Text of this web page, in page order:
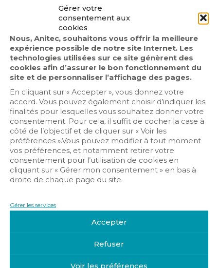
Gérer votre
consentement aux
cookies
Nous, Anitec, souhaitons vous offrir la meilleure
expérience possible de notre site Internet. Les
technologies utilisées sur ce site génèrent des
cookies afin d’assurer le bon fonctionnement du
site et de personnaliser l’affichage des pages.
En cliquant sur « Accepter », vous donnez votre
accord. Vous pouvez également choisir d’indiquer les
finalités pour lesquelles vous souhaitez donner votre
consentement. Pour cela, il suffit de cocher la case à
côté de l’objectif et de cliquer sur « Voir les
préférences ».Vous pouvez modifier à tout moment
vos préférences, et notamment retirer votre
consentement pour l’utilisation de cookies en
cliquant sur « Gérer mon consentement » en bas à
droite de chaque page du site.
Gérer les services
Accepter
Refuser
Voir les préférences
Colloque Silver
Eco
Retour sur la rencontre inédite entre les
acteurs du bâtiment et du médico-social qui
s’est déroulée lundi 13 septembre dernier.
Ce colloque qui a rassemblé plus de 150
personnes, fut l’occasion pour Emmanuel Gravier,
Président de la FFIE et Arnaud Brouquier co-
Président de l’AniTEC de rappeler toutes les
potentialités de la profession des intégrateurs
Parallèlement à cette rencontre, la FFIE et
Numérique & Domotique – des solutions pour le
bonnes raisons de passer à l’habitat connecté en
solutions qui peuvent être intégrées pour